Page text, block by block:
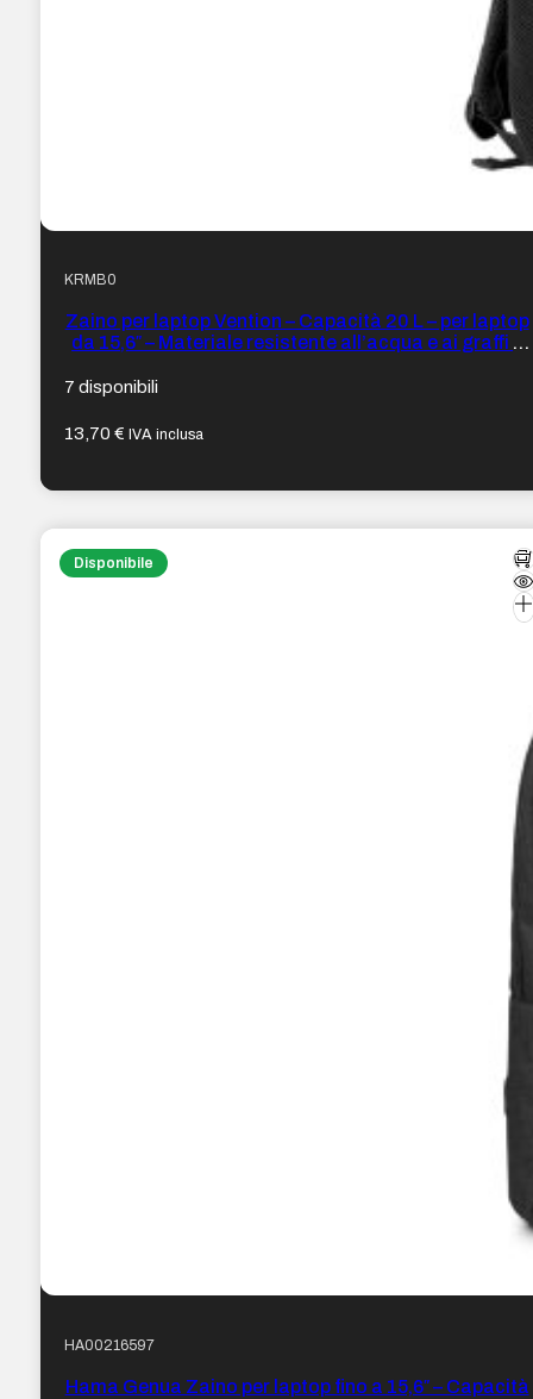
KRMB0
Zaino per laptop Vention – Capacità 20 L – per laptop
da 15,6″ – Materiale resistente all’acqua e ai graffi –
7 disponibili
13,70€ IVA inclusa
Disponibile
HA00216597
Hama Genua Zaino per laptop fino a 15,6″ – Capacità